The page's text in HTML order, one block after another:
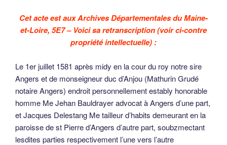
Cet acte est aux Archives Départementales du Maine-
et-Loire, 5E7 – Voici sa retranscription (voir ci-contre
propriété intellectuelle) :
Le 1er juillet 1581 après midy en la cour du roy notre sire
Angers et de monseigneur duc d’Anjou (Mathurin Grudé
notaire Angers) endroit personnellement estably honorable
homme Me Jehan Bauldrayer advocat à Angers d’une part,
et Jacques Delestang Me tailleur d’habits demeurant en la
paroisse de st Pierre d’Angers d’autre part, soubzmectant
lesdites parties respectivement l’une vers l’autre